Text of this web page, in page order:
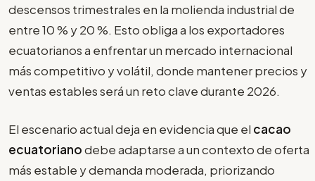
descensos trimestrales en la molienda industrial de
entre 10 % y 20 %. Esto obliga a los exportadores
ecuatorianos a enfrentar un mercado internacional
más competitivo y volátil, donde mantener precios y
ventas estables será un reto clave durante 2026.
El escenario actual deja en evidencia que el cacao
ecuatorianodebe adaptarse a un contexto de oferta
más estable y demanda moderada, priorizando